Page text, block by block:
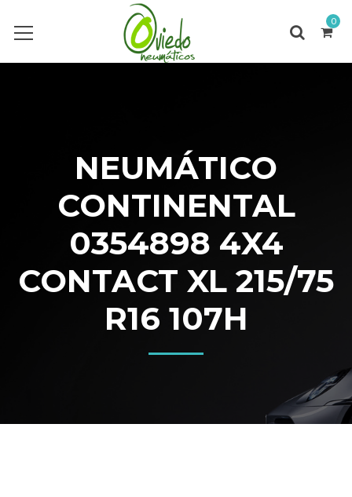
0
NEUMÁTICO
CONTINENTAL
0354898 4X4
CONTACT XL 215/75
R16 107H